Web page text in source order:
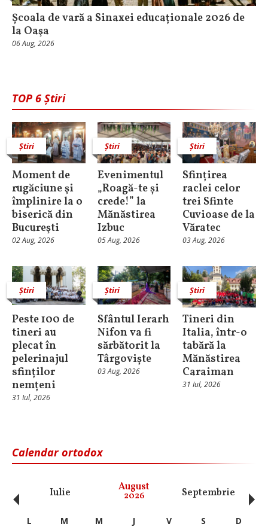
Școala de vară a Sinaxei educaționale 2026 de
la Oaşa
06 Aug, 2026
TOP 6 Știri
Știri
Moment de
rugăciune şi
împlinire la o
biserică din
Bucureşti
02 Aug, 2026
Știri
Evenimentul
„Roagă-te și
crede!” la
Mănăstirea
Izbuc
05 Aug, 2026
Știri
Sfințirea
raclei celor
trei Sfinte
Cuvioase de la
Văratec
03 Aug, 2026
Știri
Peste 100 de
tineri au
plecat în
pelerinajul
sfinților
nemțeni
31 Iul, 2026
Știri
Sfântul Ierarh
Nifon va fi
sărbătorit la
Târgoviște
03 Aug, 2026
Știri
Tineri din
Italia, într-o
tabără la
Mănăstirea
Caraiman
31 Iul, 2026
Calendar ortodox
Iulie August
2026 Septembrie
‹ L M M J V S
D